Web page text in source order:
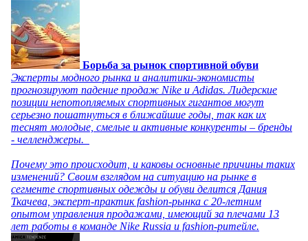
Борьба за рынок спортивной обуви
Эксперты модного рынка и аналитики-экономисты
прогнозируют падение продаж Nike и Adidas. Лидерские
позиции непотопляемых спортивных гигантов могут
серьезно пошатнуться в ближайшие годы, так как их
теснят молодые, смелые и активные конкуренты – бренды
- челленджеры.
Почему это происходит, и каковы основные причины таких
изменений? Своим взглядом на ситуацию на рынке в
сегменте спортивных одежды и обуви делится Дания
Ткачева, эксперт-практик fashion-рынка с 20-летним
опытом управления продажами, имеющий за плечами 13
лет работы в команде Nike Russia и fashion-ритейле.